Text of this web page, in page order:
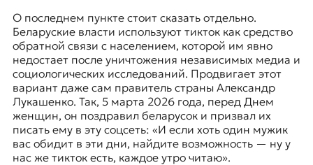
О последнем пункте стоит сказать отдельно.
Беларуские власти используют тикток как средство
обратной связи с населением, которой им явно
недостает после уничтожения независимых медиа и
социологических исследований. Продвигает этот
вариант даже сам правитель страны Александр
Лукашенко. Так, 5 марта 2026 года, перед Днем
женщин, он поздравил беларусок и призвал их
писать ему в эту соцсеть: «И если хоть один мужик
вас обидит в эти дни, найдите возможность — ну у
нас же тикток есть, каждое утро читаю».